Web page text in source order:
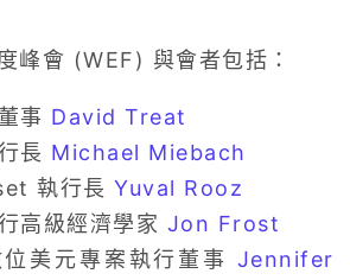
峰會 (WEF) 與會者包括：
事 David Treat
長 Michael Miebach
執行長Yuval Rooz
高級經濟學家 Jon Frost
美元專案執行董事 Jennifer